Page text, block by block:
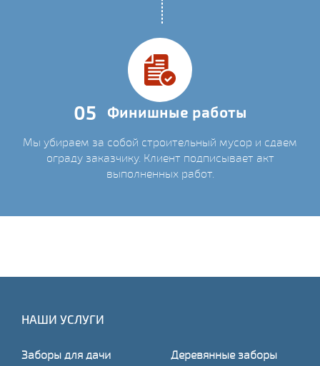
05 Финишные работы
Мы убираем за собой строительный мусор и сдаем
ограду заказчику. Клиент подписывает акт
выполненных работ.
НАШИ УСЛУГИ
Заборы для дачи
Деревянные заборы